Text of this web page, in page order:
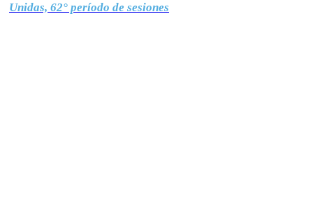
Unidas, 62° período de sesiones